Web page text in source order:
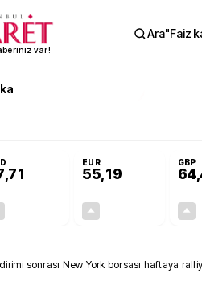
var!
Ara"Faiz
EUR
55,19
GBP
sonrası New York borsası haftaya